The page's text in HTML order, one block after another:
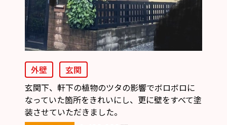
外壁
玄関
玄関下、軒下の植物のツタの影響でボロボロに
なっていた箇所をきれいにし、更に壁をすべて塗
装させていただきました。